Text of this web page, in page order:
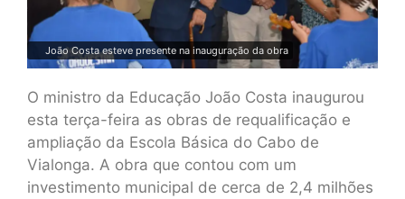
João Costa esteve presente na inauguração da obra
O ministro da Educação João Costa inaugurou
esta terça-feira as obras de requalificação e
ampliação da Escola Básica do Cabo de
Vialonga. A obra que contou com um
investimento municipal de cerca de 2,4 milhões